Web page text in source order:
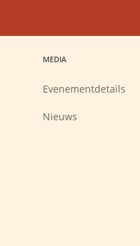
MEDIA
Evenementdetails
Nieuws